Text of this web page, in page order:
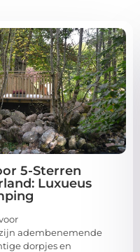
5-Sterren
Luxueus
adembenemende
dorpjes en